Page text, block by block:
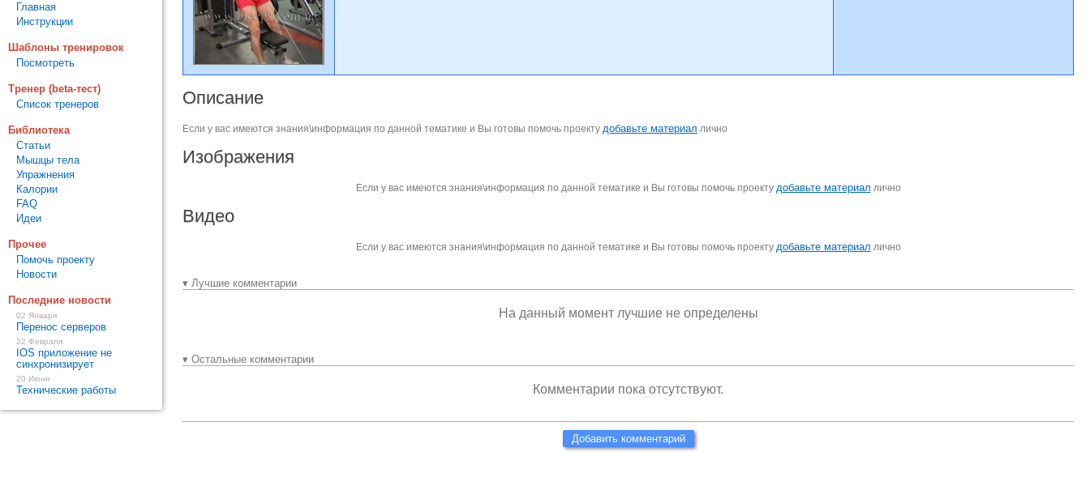
Описание
Если у вас имеются знания\информация по данной тематике и Вы готовы помочь проекту добавьте материал лично
Изображения
Если у вас имеются знания\информация по данной тематике и Вы готовы помочь проекту добавьте материал лично
Видео
Если у вас имеются знания\информация по данной тематике и Вы готовы помочь проекту добавьте материал лично
▾ Лучшие комментарии
На данный момент лучшие не определены
▾ Остальные комментарии
Комментарии пока отсутствуют.
Добавить комментарий
Главная
Инструкции
Шаблоны тренировок
Посмотреть
Тренер (beta-тест)
Список тренеров
Библиотека
Статьи
Мышцы тела
Упражнения
Калории
FAQ
Идеи
Прочее
Помочь проекту
Новости
Последние новости
02 Января
Перенос серверов
22 Февраля
IOS приложение не
синхронизирует
20 Июня
Технические работы